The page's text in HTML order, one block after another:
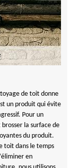
de toit donne
un produit qui évite
Pour un
la surface de
du produit.
toit dans le temps
en